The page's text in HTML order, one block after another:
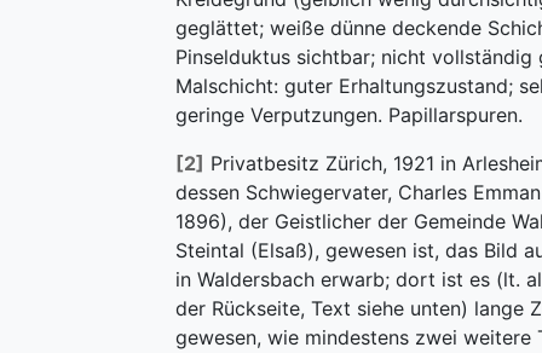
geglättet; weiße dünne deckende
Pinselduktus sichtbar; nicht vollständig
Malschicht: guter Erhaltungszustand;
geringe Verputzungen. Papillarspuren.
[2] Privatbesitz Zürich, 1921 in
dessen Schwiegervater, Charles
1896), der Geistlicher der Gemeinde
Steintal (Elsaß), gewesen ist, das Bild
in Waldersbach erwarb; dort ist es (lt.
der Rückseite, Text siehe unten) lange
gewesen, wie mindestens zwei weitere